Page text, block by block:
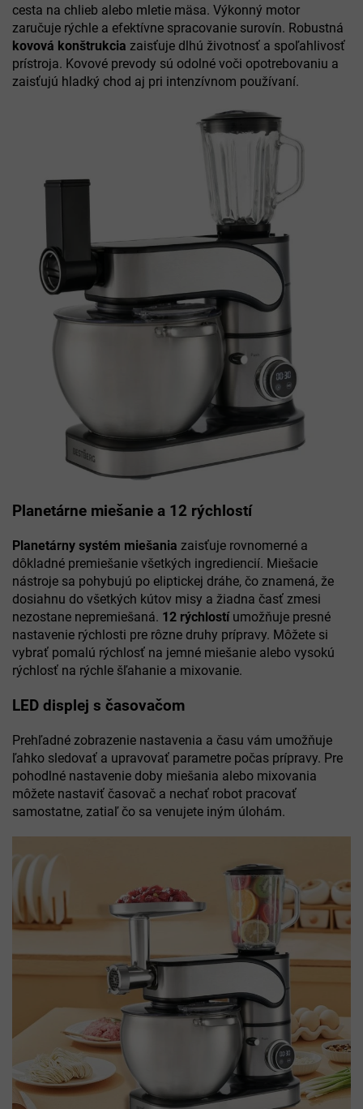
cesta na chlieb alebo mletie mäsa. Výkonný motor
zaručuje rýchle a efektívne spracovanie surovín. Robustná
kovová konštrukcia zaisťuje dlhú životnosť a spoľahlivosť
prístroja. Kovové prevody sú odolné voči opotrebovaniu a
zaisťujú hladký chod aj pri intenzívnom používaní.
Planetárne miešanie a 12 rýchlostí
Planetárny systém miešania zaisťuje rovnomerné a
dôkladné premiešanie všetkých ingrediencií. Miešacie
nástroje sa pohybujú po eliptickej dráhe, čo znamená, že
dosiahnu do všetkých kútov misy a žiadna časť zmesi
nezostane nepremiešaná. 12 rýchlostíumožňuje presné
nastavenie rýchlosti pre rôzne druhy prípravy. Môžete si
vybrať pomalú rýchlosť na jemné miešanie alebo vysokú
rýchlosť na rýchle šľahanie a mixovanie.
LED displej s časovačom
Prehľadné zobrazenie nastavenia a času vám umožňuje
ľahko sledovať a upravovať parametre počas prípravy. Pre
pohodlné nastavenie doby miešania alebo mixovania
môžete nastaviť časovač a nechať robot pracovať
samostatne, zatiaľ čo sa venujete iným úlohám.